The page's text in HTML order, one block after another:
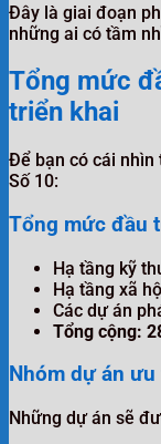
Đây là giai đoạn
những ai có tầm
Tổng mức
triển khai
Để bạn có cái nhìn
Số 10:
Tổng mức đầu
Hạ tầng kỹ
Hạ tầng xã
Các dự án
Tổng cộng:
Nhóm dự án
Những dự án sẽ